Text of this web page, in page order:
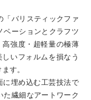
「バリスティックファ
ベーションとクラフツ
強度・超軽量の極薄
いフォルムを損なう
す。
に埋め込む工芸技法で
繊細なアートワーク